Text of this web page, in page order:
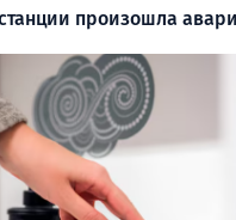
произошла